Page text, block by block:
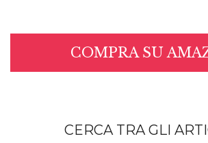
COMPRA SU
CERCA TRA GLI